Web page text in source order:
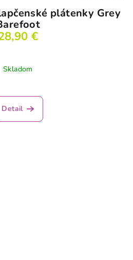
plátenky Grey
€
Skladom
Detail